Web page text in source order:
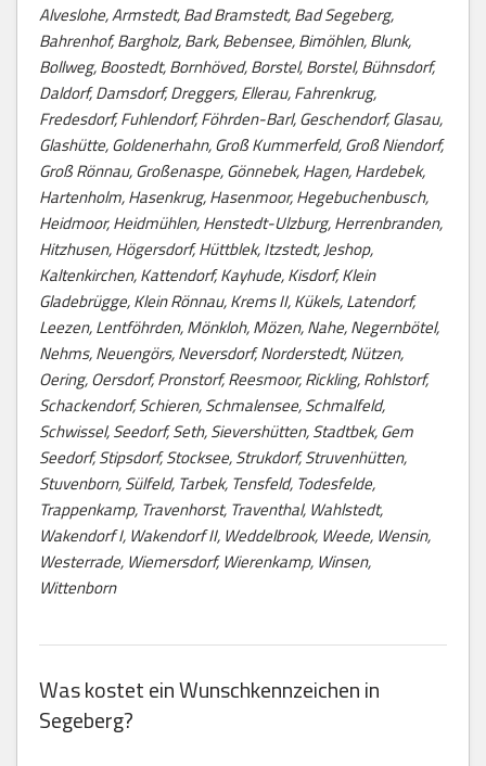
Alveslohe, Armstedt, Bad Bramstedt, Bad Segeberg,
Bahrenhof, Bargholz, Bark, Bebensee, Bimöhlen, Blunk,
Bollweg, Boostedt, Bornhöved, Borstel, Borstel, Bühnsdorf,
Daldorf, Damsdorf, Dreggers, Ellerau, Fahrenkrug,
Fredesdorf, Fuhlendorf, Föhrden-Barl, Geschendorf, Glasau,
Glashütte, Goldenerhahn, Groß Kummerfeld, Groß Niendorf,
Groß Rönnau, Großenaspe, Gönnebek, Hagen, Hardebek,
Hartenholm, Hasenkrug, Hasenmoor, Hegebuchenbusch,
Heidmoor, Heidmühlen, Henstedt-Ulzburg, Herrenbranden,
Hitzhusen, Högersdorf, Hüttblek, Itzstedt, Jeshop,
Kaltenkirchen, Kattendorf, Kayhude, Kisdorf, Klein
Gladebrügge, Klein Rönnau, Krems II, Kükels, Latendorf,
Leezen, Lentföhrden, Mönkloh, Mözen, Nahe, Negernbötel,
Nehms, Neuengörs, Neversdorf, Norderstedt, Nützen,
Oering, Oersdorf, Pronstorf, Reesmoor, Rickling, Rohlstorf,
Schackendorf, Schieren, Schmalensee, Schmalfeld,
Schwissel, Seedorf, Seth, Sievershütten, Stadtbek, Gem
Seedorf, Stipsdorf, Stocksee, Strukdorf, Struvenhütten,
Stuvenborn, Sülfeld, Tarbek, Tensfeld, Todesfelde,
Trappenkamp, Travenhorst, Traventhal, Wahlstedt,
Wakendorf I, Wakendorf II, Weddelbrook, Weede, Wensin,
Westerrade, Wiemersdorf, Wierenkamp, Winsen,
Wittenborn
Was kostet ein Wunschkennzeichen in
Segeberg?